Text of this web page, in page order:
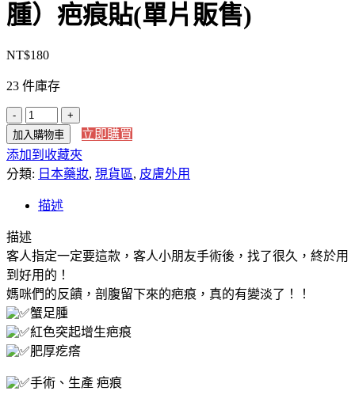
腫）疤痕貼(單片販售)
NT$180
23 件庫存
【日
本
代
購】
本
｜
小
川
令
（蟹
足
腫）
疤
加入購物車
立即購買
添加到收藏夾
分類: 日本藥妝, 現貨區, 皮膚外用
描述
描述
客人指定一定要這款，客人小朋友手術後，找了很久，終於用
到好用的！
媽咪們的反饋，剖腹留下來的疤痕，真的有變淡了！！
蟹足腫
紅色突起增生疤痕
肥厚疙瘩
手術、生產 疤痕